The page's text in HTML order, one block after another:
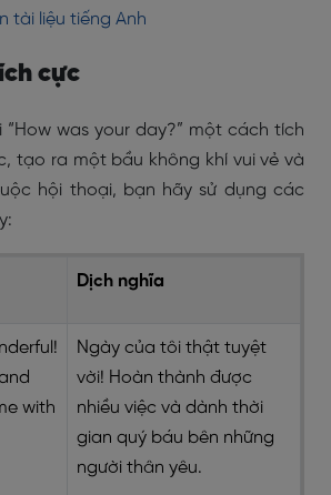
tài liệu tiếng Anh
cực
was your day?” một cách tích
tạo ra một bầu không khí vui vẻ và
hội thoại, bạn hãy sử dụng các
Dịch nghĩa
with
Ngày của tôi thật tuyệt
vời! Hoàn thành được
nhiều việc và dành thời
gian quý báu bên những
người thân yêu.